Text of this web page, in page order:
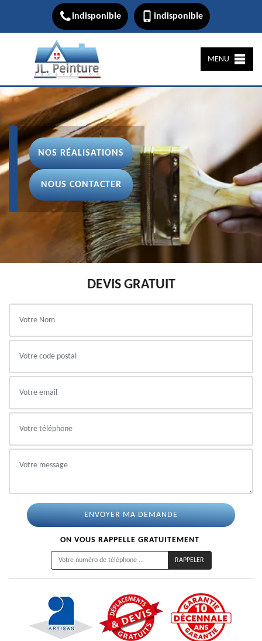
indisponible indisponible
MENU
NOS RÉALISATIONS
NOUS CONTACTER
DEVIS GRATUIT
ON VOUS RAPPELLE GRATUITEMENT